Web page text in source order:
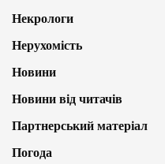
Некрологи
Нерухомість
Новини
Новини від читачів
Партнерський матеріал
Погода